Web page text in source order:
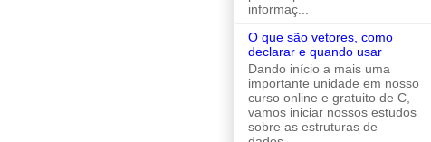
informaç...
O que são vetores, como
declarar e quando usar
Dando início a mais uma
importante unidade em nosso
curso online e gratuito de C,
vamos iniciar nossos estudos
sobre as estruturas de